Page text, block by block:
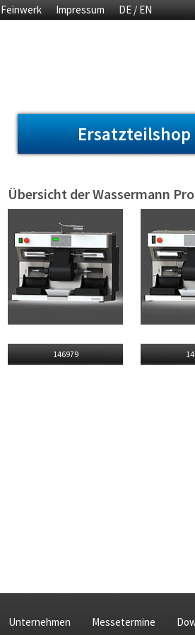
Feinwerk Impressum DE / EN
Ersatzteilshop
Übersicht der Wassermann
146979
Unternehmen Messetermine